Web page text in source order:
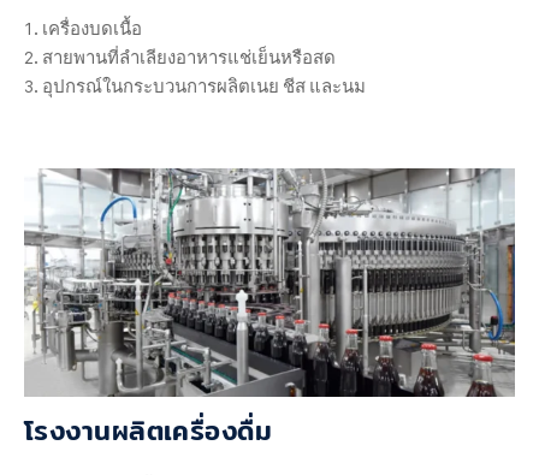
เครื่องบดเนื้อ
สายพานที่ลำเลียงอาหารแช่เย็นหรือสด
อุปกรณ์ในกระบวนการผลิตเนย ชีส และนม
โรงงานผลิตเครื่องดื่ม